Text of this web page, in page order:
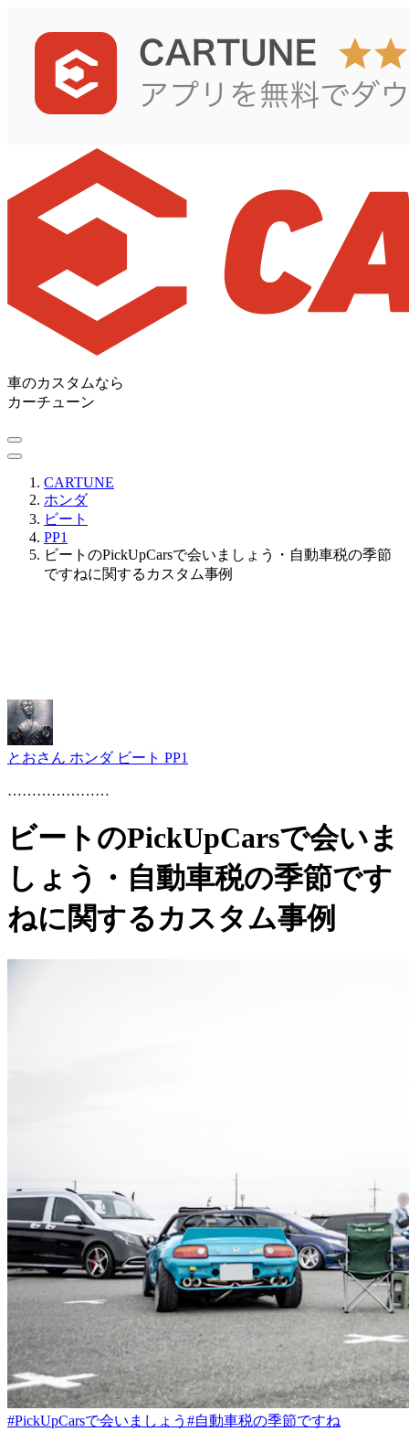
車のカスタムなら
カーチューン
CARTUNE
ホンダ
ビート
PP1
ビートのPickUpCarsで会いましょう・自動車税の季節
ですねに関するカスタム事例
とおさん ホンダ ビート PP1
…………………
ビートのPickUpCarsで会いま
しょう・自動車税の季節です
ねに関するカスタム事例
#PickUpCarsで会いましょう #自動車税の季節ですね